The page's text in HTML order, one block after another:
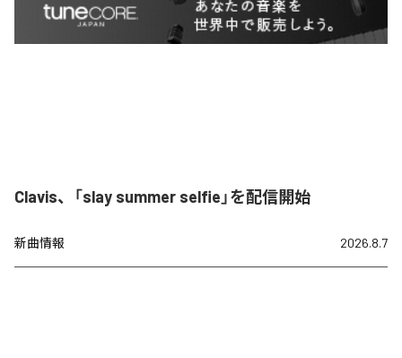
Clavis、「slay summer selfie」を配信開始
新曲情報 2026.8.7